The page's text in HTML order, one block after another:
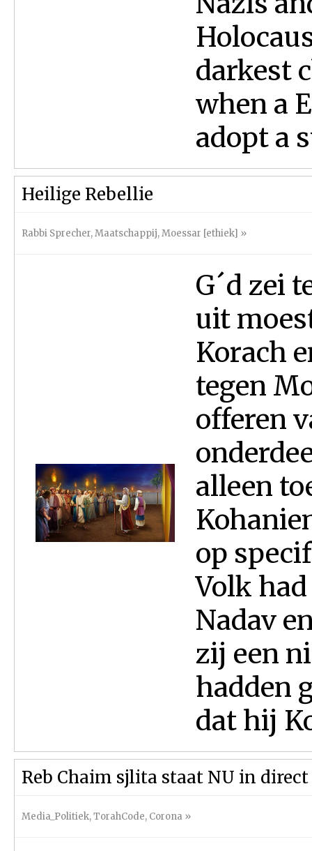
darkest
when a
adopt a
Heilige Rebellie
Rabbi Sprecher,Maatschappij,Moessar [ethiek] »
G´d zei
uit
Korach
tegen
offeren
alleen
op
Volk
Nadav
zij een
hadden
dat hij
Reb Chaim sjlita staat NU in
Media_Politiek,TorahCode, Corona »